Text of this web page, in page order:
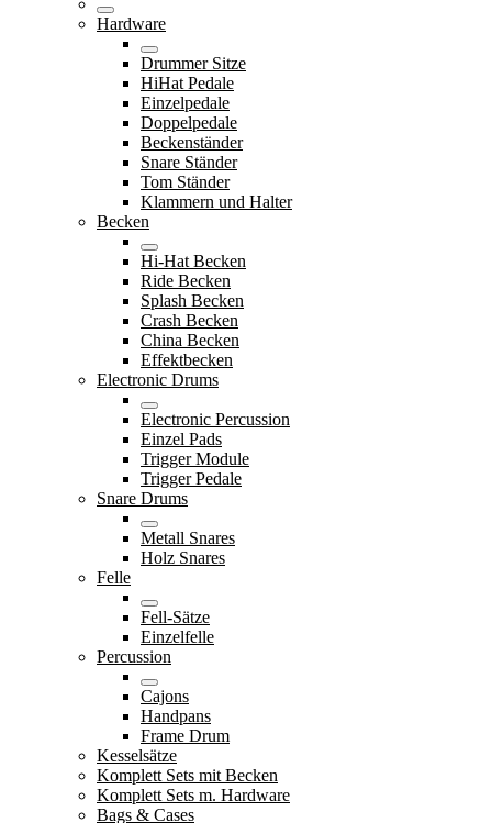
Hardware
Drummer Sitze
HiHat Pedale
Einzelpedale
Doppelpedale
Beckenständer
Snare Ständer
Tom Ständer
Klammern und Halter
Becken
Hi-Hat Becken
Ride Becken
Splash Becken
Crash Becken
China Becken
Effektbecken
Electronic Drums
Electronic Percussion
Einzel Pads
Trigger Module
Trigger Pedale
Snare Drums
Metall Snares
Holz Snares
Felle
Fell-Sätze
Einzelfelle
Percussion
Cajons
Handpans
Frame Drum
Kesselsätze
Komplett Sets mit Becken
Komplett Sets m. Hardware
Bags & Cases